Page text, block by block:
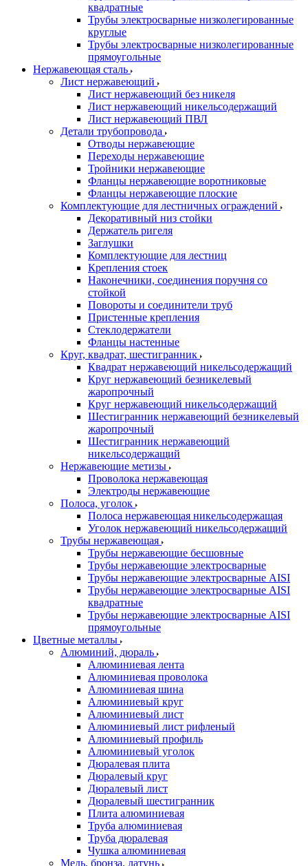
квадратные
Трубы электросварные низколегированные
круглые
Трубы электросварные низколегированные
прямоугольные
Нержавеющая сталь
Лист нержавеющий
Лист нержавеющий без никеля
Лист нержавеющий никельсодержащий
Лист нержавеющий ПВЛ
Детали трубопровода
Отводы нержавеющие
Переходы нержавеющие
Тройники нержавеющие
Фланцы нержавеющие воротниковые
Фланцы нержавеющие плоские
Комплектующие для лестничных ограждений
Декоративный низ стойки
Держатель ригеля
Заглушки
Комплектующие для лестниц
Крепления стоек
Наконечники, соединения поручня со
стойкой
Повороты и соединители труб
Пристенные крепления
Стеклодержатели
Фланцы настенные
Круг, квадрат, шестигранник
Квадрат нержавеющий никельсодержащий
Круг нержавеющий безникелевый
жаропрочный
Круг нержавеющий никельсодержащий
Шестигранник нержавеющий безникелевый
жаропрочный
Шестигранник нержавеющий
никельсодержащий
Нержавеющие метизы
Проволока нержавеющая
Электроды нержавеющие
Полоса, уголок
Полоса нержавеющая никельсодержащая
Уголок нержавеющий никельсодержащий
Трубы нержавеющая
Трубы нержавеющие бесшовные
Трубы нержавеющие электросварные
Трубы нержавеющие электросварные AISI
Трубы нержавеющие электросварные AISI
квадратные
Трубы нержавеющие электросварные AISI
прямоугольные
Цветные металлы
Алюминий, дюраль
Алюминиевая лента
Алюминиевая проволока
Алюминиевая шина
Алюминиевый круг
Алюминиевый лист
Алюминиевый лист рифленый
Алюминиевый профиль
Алюминиевый уголок
Дюралевая плита
Дюралевый круг
Дюралевый лист
Дюралевый шестигранник
Плита алюминиевая
Труба алюминиевая
Труба дюралевая
Чушка алюминиевая
Медь, бронза, латунь